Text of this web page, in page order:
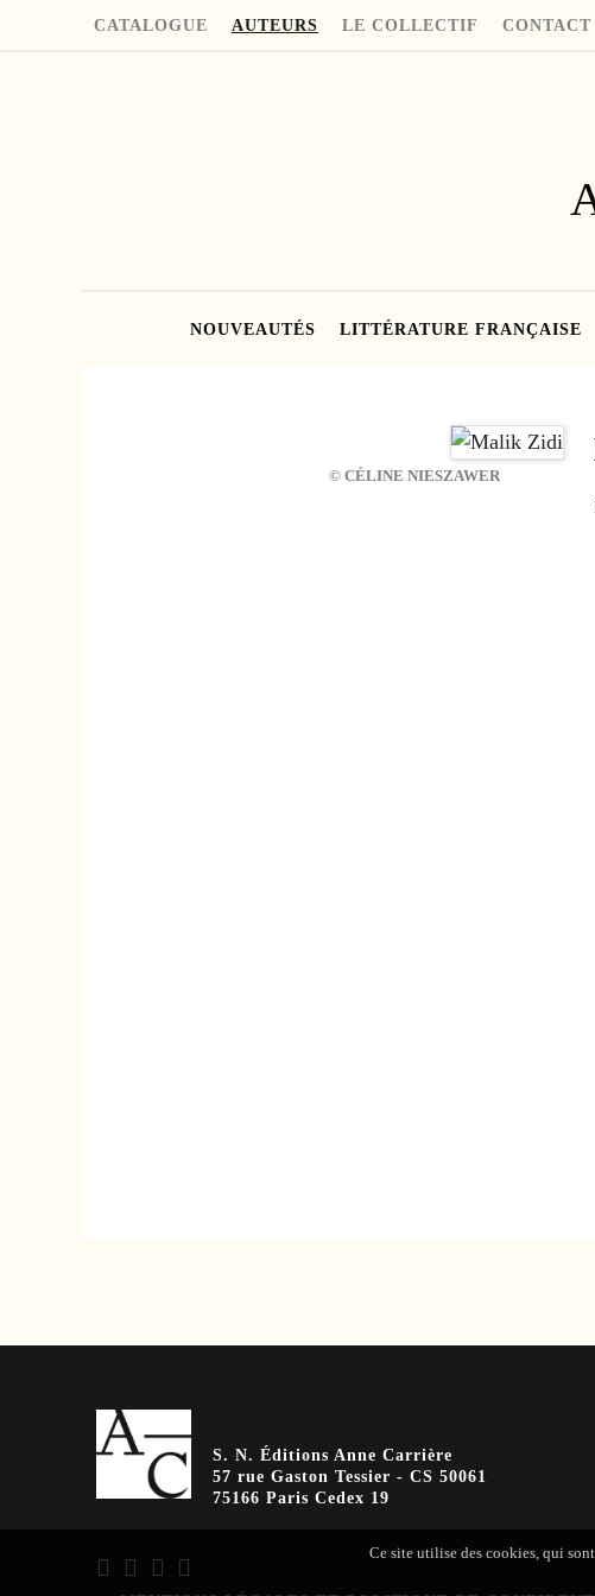
CATALOGUE AUTEURS LE COLLECTIF CONTACT
NOUVEAUTÉS LITTÉRATURE FRANÇAISE
© CÉLINE NIESZAWER
S. N. Éditions Anne Carrière
57 rue Gaston Tessier - CS 50061
75166 Paris Cedex 19
Ce site utilise des cookies, qui